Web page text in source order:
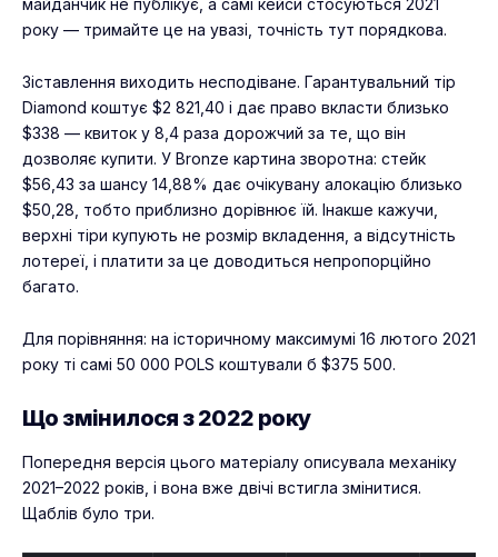
майданчик не публікує, а самі кейси стосуються 2021
року — тримайте це на увазі, точність тут порядкова.
Зіставлення виходить несподіване. Гарантувальний тір
Diamond коштує $2 821,40 і дає право вкласти близько
$338 — квиток у 8,4 раза дорожчий за те, що він
дозволяє купити. У Bronze картина зворотна: стейк
$56,43 за шансу 14,88% дає очікувану алокацію близько
$50,28, тобто приблизно дорівнює їй. Інакше кажучи,
верхні тіри купують не розмір вкладення, а відсутність
лотереї, і платити за це доводиться непропорційно
багато.
Для порівняння: на історичному максимумі 16 лютого 2021
року ті самі 50 000 POLS коштували б $375 500.
Що змінилося з 2022 року
Попередня версія цього матеріалу описувала механіку
2021–2022 років, і вона вже двічі встигла змінитися.
Щаблів було три.